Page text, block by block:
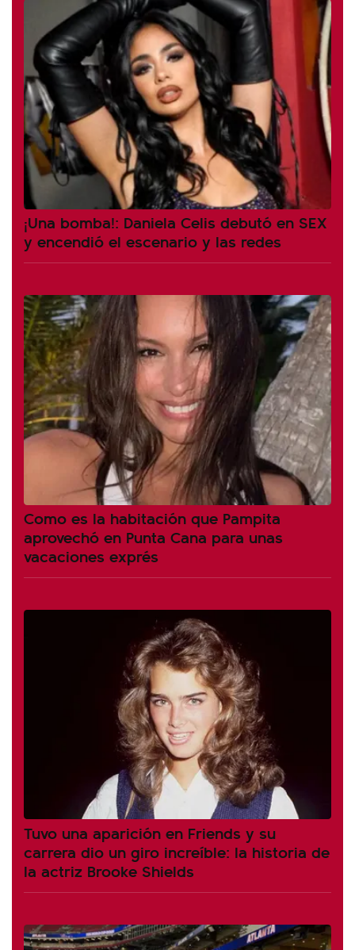
¡Una bomba!: Daniela Celis debutó en SEX
y encendió el escenario y las redes
Como es la habitación que Pampita
aprovechó en Punta Cana para unas
vacaciones exprés
Tuvo una aparición en Friends y su
carrera dio un giro increíble: la historia de
la actriz Brooke Shields